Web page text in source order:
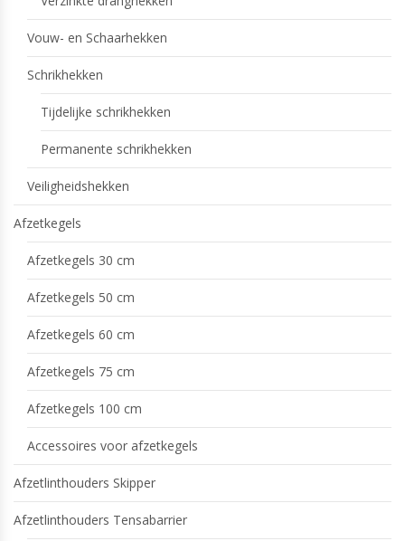
Vouw- en Schaarhekken
Schrikhekken
Tijdelijke schrikhekken
Permanente schrikhekken
Veiligheidshekken
Afzetkegels
Afzetkegels 30 cm
Afzetkegels 50 cm
Afzetkegels 60 cm
Afzetkegels 75 cm
Afzetkegels 100 cm
Accessoires voor afzetkegels
Afzetlinthouders Skipper
Afzetlinthouders Tensabarrier